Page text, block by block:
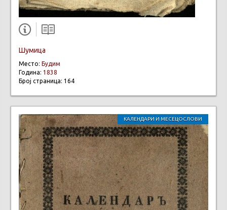
Шумица
Место: Будим
Година: 1838
Број страница: 164
КАЛЕНДАРИ И МЕСЕЦОСЛОВИ